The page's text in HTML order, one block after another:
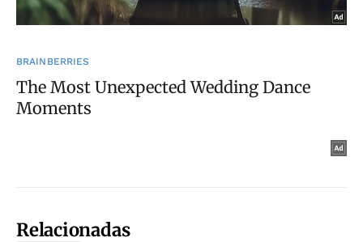
Relacionadas